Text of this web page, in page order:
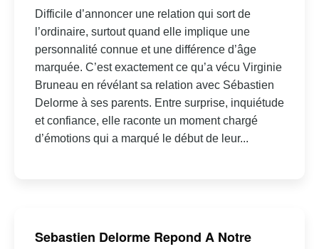
Difficile d’annoncer une relation qui sort de
l’ordinaire, surtout quand elle implique une
personnalité connue et une différence d’âge
marquée. C’est exactement ce qu’a vécu Virginie
Bruneau en révélant sa relation avec Sébastien
Delorme à ses parents. Entre surprise, inquiétude
et confiance, elle raconte un moment chargé
d’émotions qui a marqué le début de leur...
Sebastien Delorme Repond A Notre